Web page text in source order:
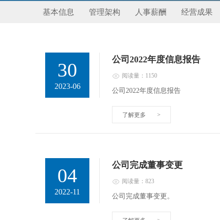
基本信息 管理架构 人事薪酬 经营成果
30
2023-06
公司2022年度信息报告
阅读量：1150
公司2022年度信息报告
了解更多 >
04
2022-11
公司完成董事变更
阅读量：823
公司完成董事变更。